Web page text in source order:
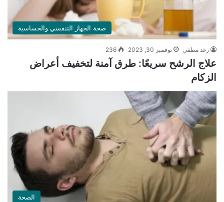
صحة الجهاز التنفسي والحساسية
رغد مطفي نوفمبر 30, 2023 236
علاج الرشح سريعًا: طرق آمنة لتخفيف أعراض
الزكام
الصحة